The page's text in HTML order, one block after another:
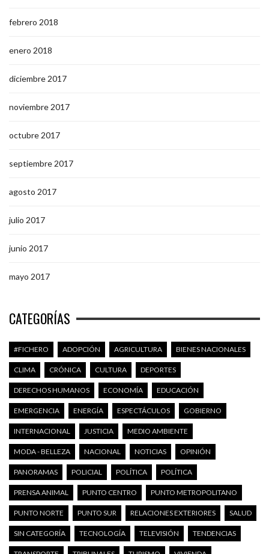
febrero 2018
enero 2018
diciembre 2017
noviembre 2017
octubre 2017
septiembre 2017
agosto 2017
julio 2017
junio 2017
mayo 2017
CATEGORÍAS
#FICHERO ADOPCIÓN AGRICULTURA BIENES NACIONALES
CLIMA CRÓNICA CULTURA DEPORTES
DERECHOS HUMANOS ECONOMÍA EDUCACIÓN
EMERGENCIA ENERGÍA ESPECTÁCULOS GOBIERNO
INTERNACIONAL JUSTICIA MEDIO AMBIENTE
MODA - BELLEZA NACIONAL NOTICIAS OPINIÓN
PANORAMAS POLICIAL POLÍTICA POLÍTICA
PRENSA ANIMAL PUNTO CENTRO PUNTO METROPOLITANO
PUNTO NORTE PUNTO SUR RELACIONES EXTERIORES SALUD
SIN CATEGORÍA TECNOLOGÍA TELEVISIÓN TENDENCIAS